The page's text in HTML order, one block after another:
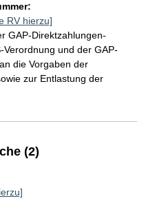
RV hierzu]
GAP-Direktzahlungen-
Verordnung und der GAP-
die Vorgaben der
zur Entlastung der
(2)